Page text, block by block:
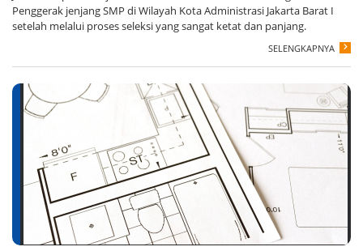
Penggerak jenjang SMP di Wilayah Kota Administrasi Jakarta Barat I
setelah melalui proses seleksi yang sangat ketat dan panjang.
SELENGKAPNYA